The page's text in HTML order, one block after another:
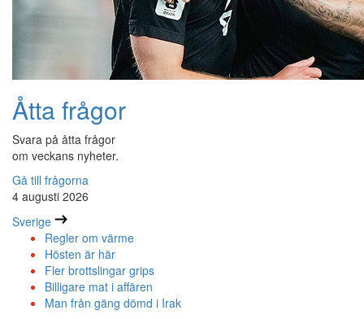
Åtta frågor
Svara på åtta frågor
om veckans nyheter.
Gå till frågorna
4 augusti 2026
Sverige
Regler om värme
Hösten är här
Fler brottslingar grips
Billigare mat i affären
Man från gäng dömd i Irak